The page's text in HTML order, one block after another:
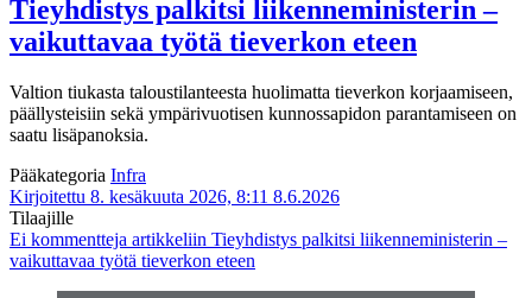
Tieyhdistys palkitsi liikenneministerin –
vaikuttavaa työtä tieverkon eteen
Valtion tiukasta taloustilanteesta huolimatta tieverkon korjaamiseen,
päällysteisiin sekä ympärivuotisen kunnossapidon parantamiseen on
saatu lisäpanoksia.
Pääkategoria Infra
Kirjoitettu 8. kesäkuuta 2026, 8:11 8.6.2026
Tilaajille
Ei kommentteja artikkeliin Tieyhdistys palkitsi liikenneministerin –
vaikuttavaa työtä tieverkon eteen